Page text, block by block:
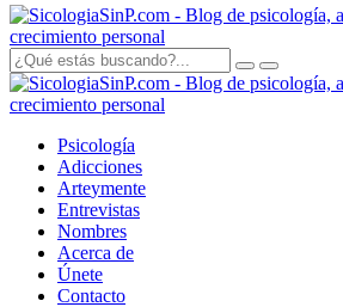
Psicología
Adicciones
Arteymente
Entrevistas
Nombres
Acerca de
Únete
Contacto